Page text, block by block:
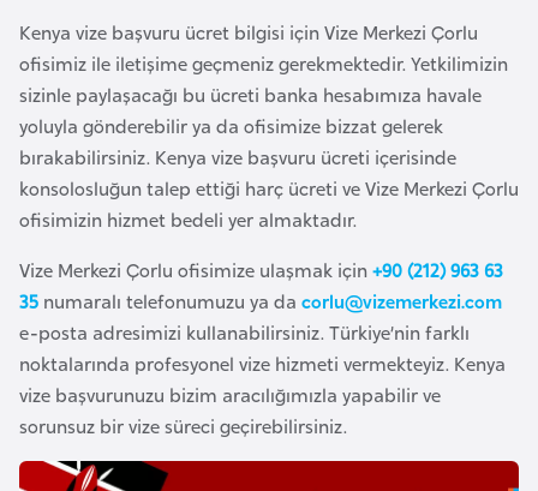
Kenya vize başvuru ücret bilgisi için Vize Merkezi Çorlu
ofisimiz ile iletişime geçmeniz gerekmektedir. Yetkilimizin
sizinle paylaşacağı bu ücreti banka hesabımıza havale
yoluyla gönderebilir ya da ofisimize bizzat gelerek
bırakabilirsiniz. Kenya vize başvuru ücreti içerisinde
konsolosluğun talep ettiği harç ücreti ve Vize Merkezi Çorlu
ofisimizin hizmet bedeli yer almaktadır.
Vize Merkezi Çorlu ofisimize ulaşmak için+90 (212) 963 63
35 numaralı telefonumuzu ya da corlu@vizemerkezi.com
e-posta adresimizi kullanabilirsiniz. Türkiye’nin farklı
noktalarında profesyonel vize hizmeti vermekteyiz. Kenya
vize başvurunuzu bizim aracılığımızla yapabilir ve
sorunsuz bir vize süreci geçirebilirsiniz.
k
K
o
n
g
o
B
u
l
g
a
r